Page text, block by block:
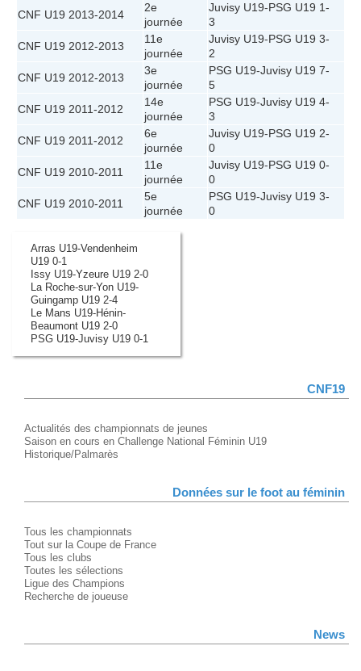
CNF U19 2013-2014
2e
journée
Juvisy U19-PSG U19 1-
3
CNF U19 2012-2013
11e
journée
Juvisy U19-PSG U19 3-
2
CNF U19 2012-2013
3e
journée
PSG U19-Juvisy U19 7-
5
CNF U19 2011-2012
14e
journée
PSG U19-Juvisy U19 4-
3
CNF U19 2011-2012
6e
journée
Juvisy U19-PSG U19 2-
0
CNF U19 2010-2011
11e
journée
Juvisy U19-PSG U19 0-
0
CNF U19 2010-2011
5e
journée
PSG U19-Juvisy U19 3-
0
Arras U19-Vendenheim
U19 0-1
Issy U19-Yzeure U19 2-0
La Roche-sur-Yon U19-
Guingamp U19 2-4
Le Mans U19-Hénin-
Beaumont U19 2-0
PSG U19-Juvisy U19 0-1
CNF19
Actualités des championnats de jeunes
Saison en cours en Challenge National Féminin U19
Historique/Palmarès
Données sur le foot au féminin
Tous les championnats
Tout sur la Coupe de France
Tous les clubs
Toutes les sélections
Ligue des Champions
Recherche de joueuse
News